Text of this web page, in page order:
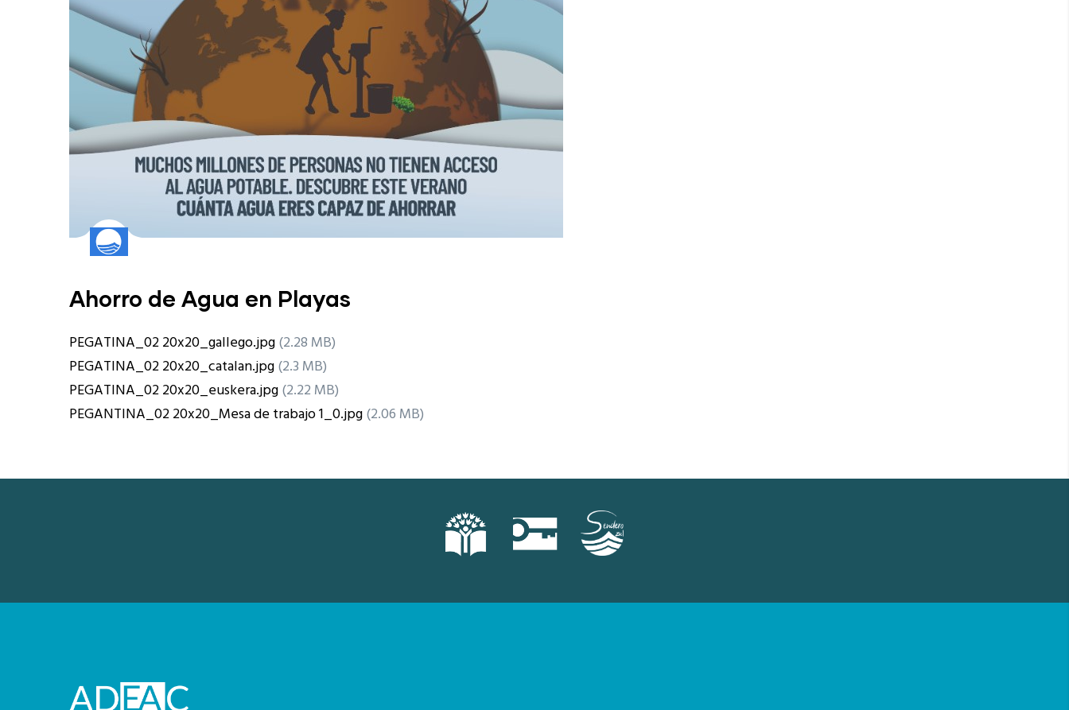
Ahorro de Agua en Playas
PEGATINA_02 20x20_gallego.jpg(2.28 MB)
PEGATINA_02 20x20_catalan.jpg(2.3 MB)
PEGATINA_02 20x20_euskera.jpg(2.22 MB)
PEGANTINA_02 20x20_Mesa de trabajo 1_0.jpg(2.06 MB)